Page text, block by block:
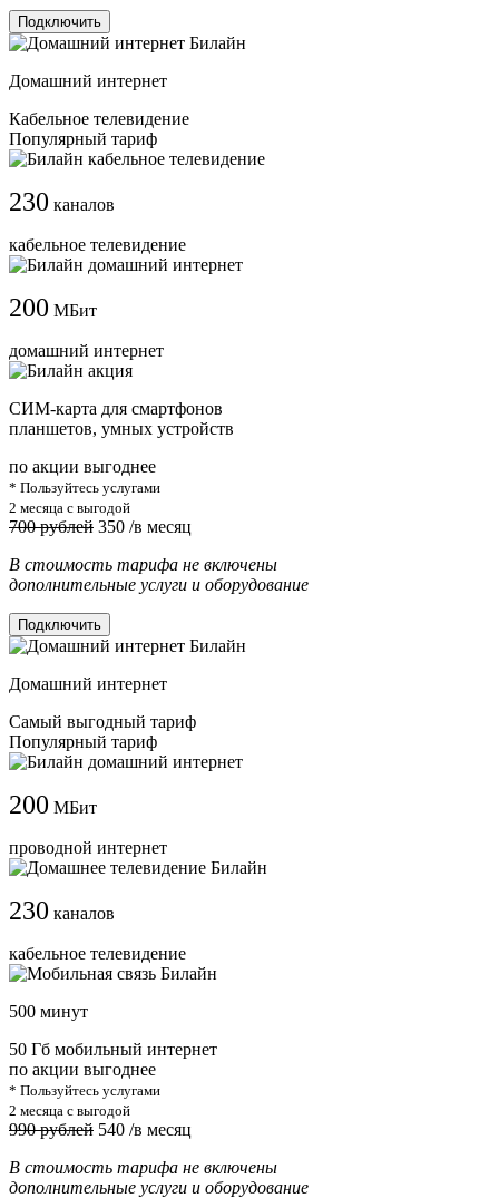
Подключить
Домашний интернет
Кабельное телевидение
Популярный тариф
230 каналов
кабельное телевидение
200 МБит
домашний интернет
СИМ-карта для смартфонов
планшетов, умных устройств
по акции выгоднее
* Пользуйтесь услугами
2 месяца с выгодой
700 рублей 350 /в месяц
В стоимость тарифа не включены
дополнительные услуги и оборудование
Подключить
Домашний интернет
Самый выгодный тариф
Популярный тариф
200 МБит
проводной интернет
230 каналов
кабельное телевидение
500 минут
50 Гб мобильный интернет
по акции выгоднее
* Пользуйтесь услугами
2 месяца с выгодой
990 рублей 540 /в месяц
В стоимость тарифа не включены
дополнительные услуги и оборудование